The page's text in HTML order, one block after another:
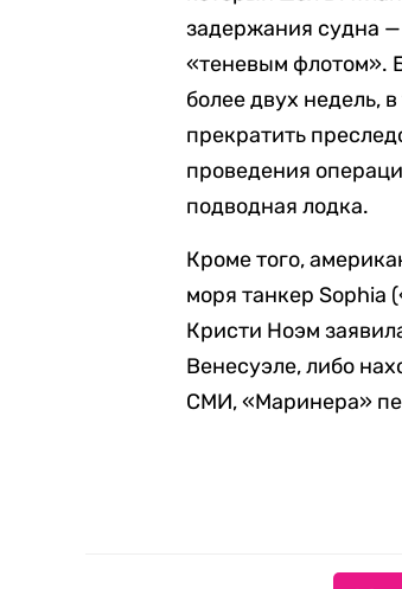
задержания судна
«теневым флотом».
более двух недель,
прекратить
проведения
подводная лодка.
Кроме того,
моря танкер
Кристи Ноэм
Венесуэле, либо
СМИ, «Маринера»